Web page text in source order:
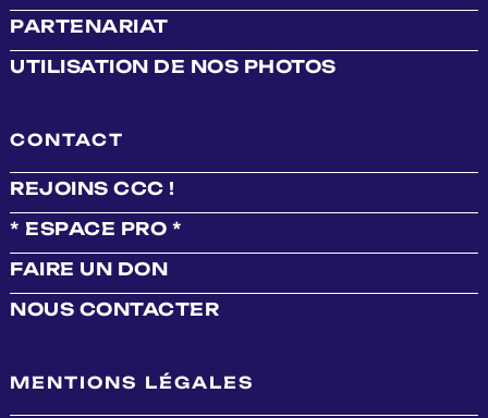
PARTENARIAT
UTILISATION DE NOS PHOTOS
CONTACT
REJOINS CCC !
* ESPACE PRO *
FAIRE UN DON
NOUS CONTACTER
MENTIONS LÉGALES